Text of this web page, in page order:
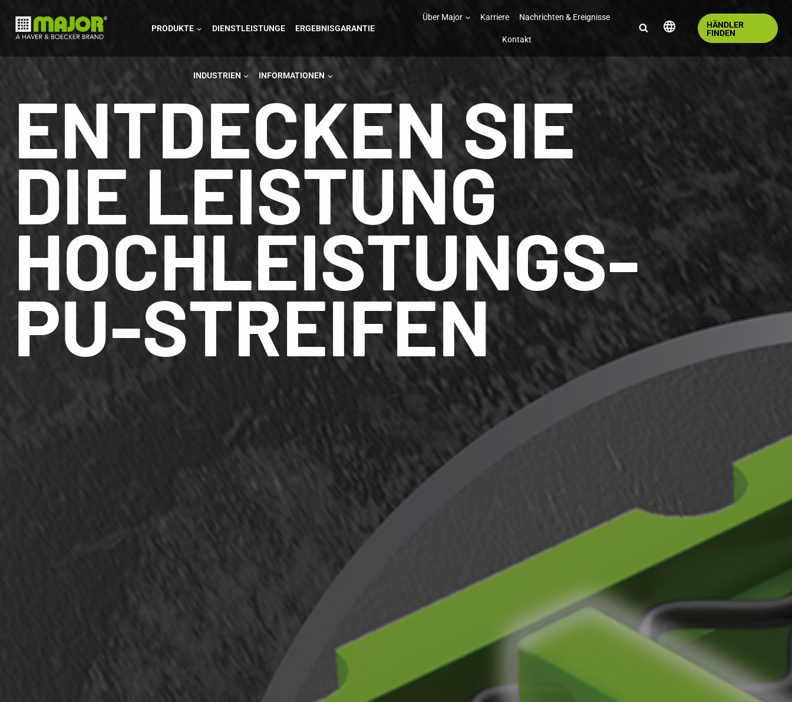
Inhalt
springen
PRODUKTE DIENSTLEISTUNGE ERGEBNISGARANTIE
INDUSTRIEN INFORMATIONEN
Über Major Karriere Nachrichten & Ereignisse
Kontakt
HÄNDLER
FINDEN
ENTDECKEN SIE
DIE LEISTUNG
HOCHLEISTUNGS-
PU-STREIFEN